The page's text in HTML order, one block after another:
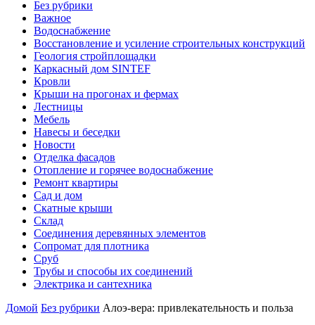
Без рубрики
Важное
Водоснабжение
Восстановление и усиление строительных конструкций
Геология стройплощадки
Каркасный дом SINTEF
Кровли
Крыши на прогонах и фермах
Лестницы
Мебель
Навесы и беседки
Новости
Отделка фасадов
Отопление и горячее водоснабжение
Ремонт квартиры
Сад и дом
Скатные крыши
Склад
Соединения деревянных элементов
Сопромат для плотника
Сруб
Трубы и способы их соединений
Электрика и сантехника
Домой Без рубрики Алоэ-вера: привлекательность и польза